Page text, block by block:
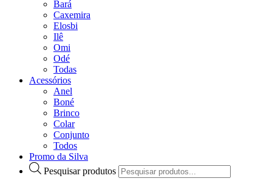
Bará
Caxemira
Elosbi
Ilê
Omi
Odé
Todas
Acessórios
Anel
Boné
Brinco
Colar
Conjunto
Todos
Promo da Silva
Pesquisar produtos